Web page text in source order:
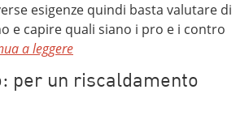
esigenze quindi basta valutare di
e capire quali siano i pro e i contro
a leggere
per un riscaldamento